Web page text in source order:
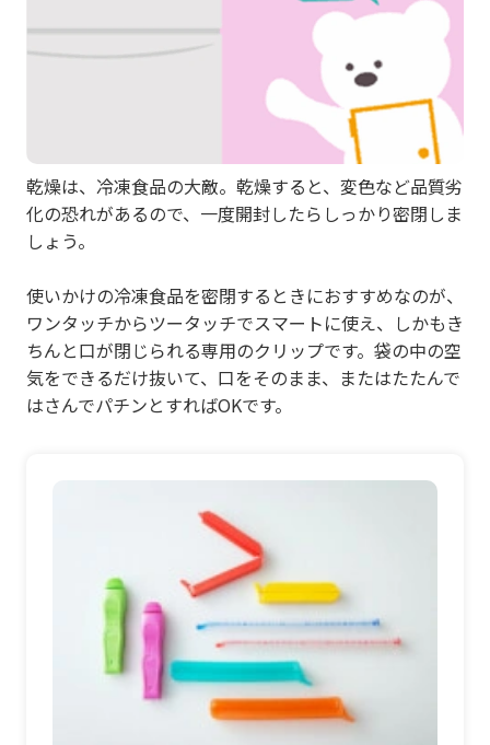
乾燥は、冷凍食品の大敵。乾燥すると、変色など品質劣
化の恐れがあるので、一度開封したらしっかり密閉しま
しょう。
使いかけの冷凍食品を密閉するときにおすすめなのが、
ワンタッチからツータッチでスマートに使え、しかもき
ちんと口が閉じられる専用のクリップです。袋の中の空
気をできるだけ抜いて、口をそのまま、またはたたんで
はさんでパチンとすればOKです。